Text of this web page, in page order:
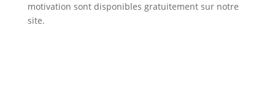
motivation sont disponibles gratuitement sur notre
site.